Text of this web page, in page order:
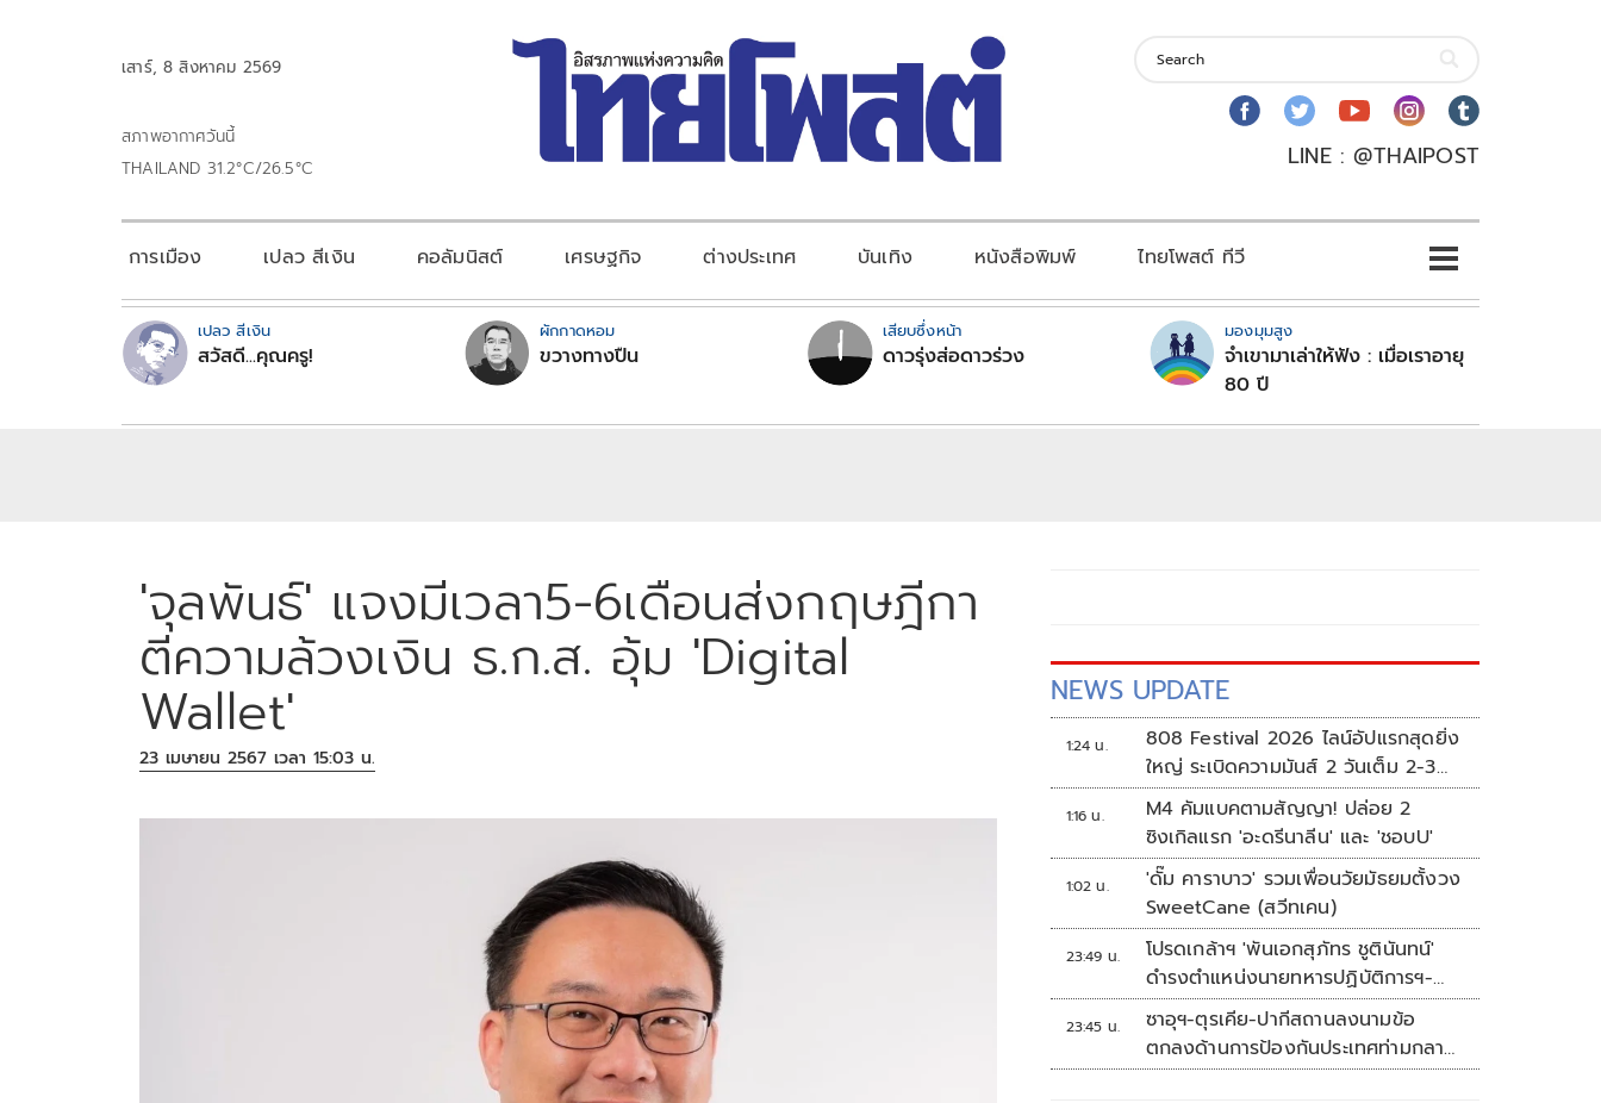
เสาร์, 8 สิงหาคม 2569
สภาพอากาศวันนี้
THAILAND 31.2°C/26.5°C
LINE : @THAIPOST
การเมือง เปลว สีเงิน คอลัมนิสต์ เศรษฐกิจ ต่างประเทศ บันเทิง หนังสือพิมพ์ ไทยโพสต์ ทีวี
เปลว สีเงิน
สวัสดี...คุณครู!
ผักกาดหอม
ขวางทางปืน
เสียบซึ่งหน้า
ดาวรุ่งส่อดาวร่วง
มองมุมสูง
จำเขามาเล่าให้ฟัง : เมื่อเราอายุ
80 ปี
'จุลพันธ์' แจงมีเวลา5-6เดือนส่งกฤษฎีกา
ตีความล้วงเงิน ธ.ก.ส. อุ้ม 'Digital
Wallet'
23 เมษายน 2567 เวลา 15:03 น.
NEWS UPDATE
1:24 น.
808 Festival 2026 ไลน์อัปแรกสุดยิ่ง
ใหญ่ ระเบิดความมันส์ 2 วันเต็ม 2-3
ต.ค.นี้
1:16 น.
M4 คัมแบคตามสัญญา! ปล่อย 2
ซิงเกิลแรก 'อะดรีนาลีน' และ 'ชอบU'
1:02 น.
'ดั๊ม คาราบาว' รวมเพื่อนวัยมัธยมตั้งวง
SweetCane (สวีทเคน)
23:49 น.
โปรดเกล้าฯ 'พันเอกสุภัทร ชูตินันทน์'
ดำรงตำแหน่งนายทหารปฏิบัติการฯ-
พระราชทานยศ 'พลตรี'
23:45 น.
ซาอุฯ-ตุรเคีย-ปากีสถานลงนามข้อ
ตกลงด้านการป้องกันประเทศท่ามกลาง
สงครามในภูมิภาค